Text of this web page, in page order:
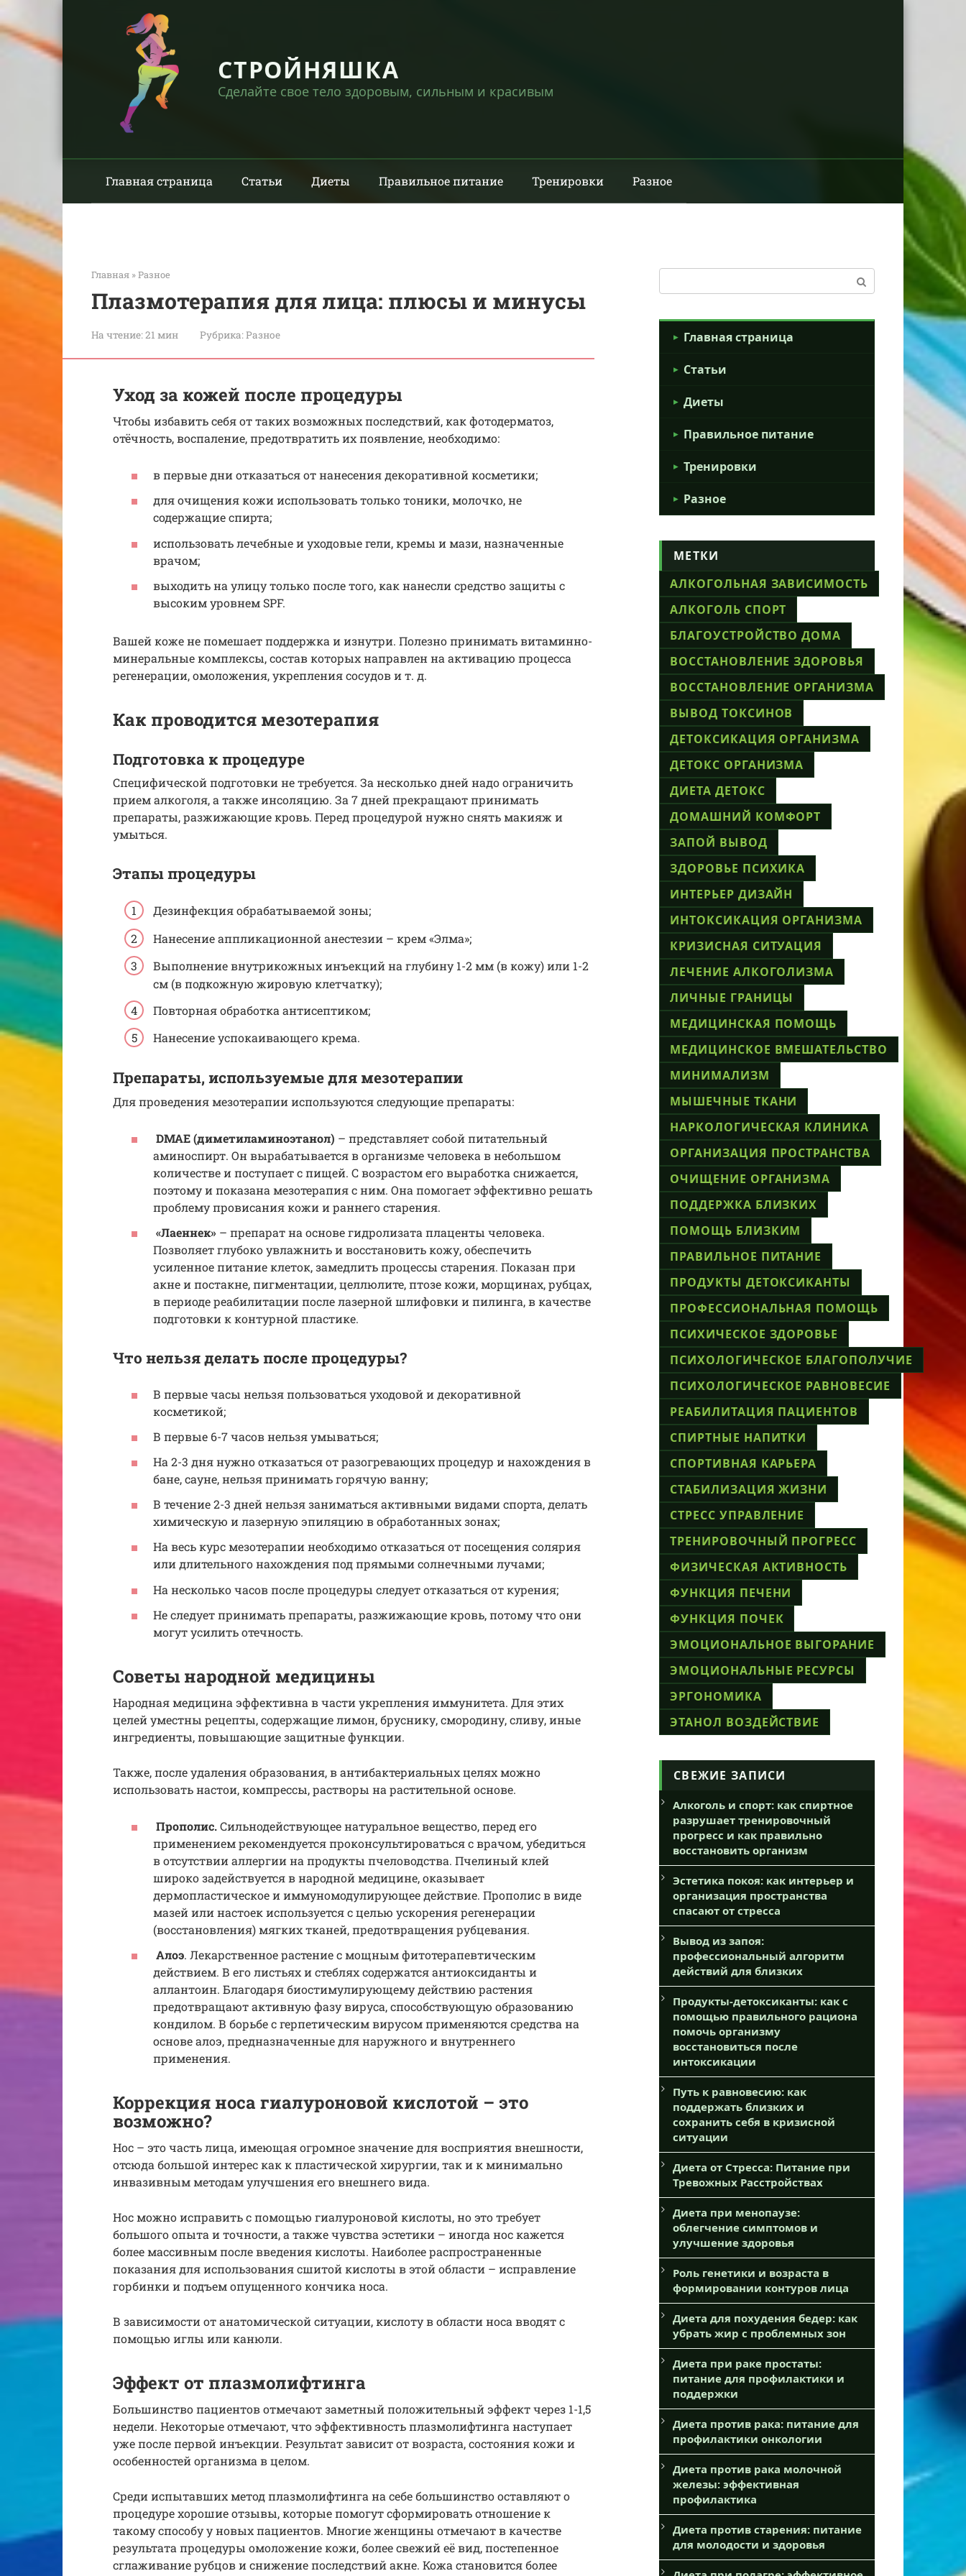
к
контенту
СТРОЙНЯШКА
Сделайте свое тело здоровым, сильным и красивым
Главная страница Статьи Диеты Правильное питание Тренировки Разное
Главная »Разное
Плазмотерапия для лица: плюсы и минусы
На чтение:21 мин Рубрика:Разное
Уход за кожей после процедуры
Чтобы избавить себя от таких возможных последствий, как фотодерматоз,
отёчность, воспаление, предотвратить их появление, необходимо:
в первые дни отказаться от нанесения декоративной косметики;
для очищения кожи использовать только тоники, молочко, не
содержащие спирта;
использовать лечебные и уходовые гели, кремы и мази, назначенные
врачом;
выходить на улицу только после того, как нанесли средство защиты с
высоким уровнем SPF.
Вашей коже не помешает поддержка и изнутри. Полезно принимать витаминно-
минеральные комплексы, состав которых направлен на активацию процесса
регенерации, омоложения, укрепления сосудов и т. д.
Как проводится мезотерапия
Подготовка к процедуре
Специфической подготовки не требуется. За несколько дней надо ограничить
прием алкоголя, а также инсоляцию. За 7 дней прекращают принимать
препараты, разжижающие кровь. Перед процедурой нужно снять макияж и
умыться.
Этапы процедуры
Дезинфекция обрабатываемой зоны;
Нанесение аппликационной анестезии – крем «Элма»;
Выполнение внутрикожных инъекций на глубину 1-2 мм (в кожу) или 1-2
см (в подкожную жировую клетчатку);
Повторная обработка антисептиком;
Нанесение успокаивающего крема.
Препараты, используемые для мезотерапии
Для проведения мезотерапии используются следующие препараты:
DMAE (диметиламиноэтанол) – представляет собой питательный
аминоспирт. Он вырабатывается в организме человека в небольшом
количестве и поступает с пищей. С возрастом его выработка снижается,
поэтому и показана мезотерапия с ним. Она помогает эффективно решать
проблему провисания кожи и раннего старения.
«Лаеннек» – препарат на основе гидролизата плаценты человека.
Позволяет глубоко увлажнить и восстановить кожу, обеспечить
усиленное питание клеток, замедлить процессы старения. Показан при
акне и постакне, пигментации, целлюлите, птозе кожи, морщинах, рубцах,
в периоде реабилитации после лазерной шлифовки и пилинга, в качестве
подготовки к контурной пластике.
Что нельзя делать после процедуры?
В первые часы нельзя пользоваться уходовой и декоративной
косметикой;
В первые 6-7 часов нельзя умываться;
На 2-3 дня нужно отказаться от разогревающих процедур и нахождения в
бане, сауне, нельзя принимать горячую ванну;
В течение 2-3 дней нельзя заниматься активными видами спорта, делать
химическую и лазерную эпиляцию в обработанных зонах;
На весь курс мезотерапии необходимо отказаться от посещения солярия
или длительного нахождения под прямыми солнечными лучами;
На несколько часов после процедуры следует отказаться от курения;
Не следует принимать препараты, разжижающие кровь, потому что они
могут усилить отечность.
Советы народной медицины
Народная медицина эффективна в части укрепления иммунитета. Для этих
целей уместны рецепты, содержащие лимон, бруснику, смородину, сливу, иные
ингредиенты, повышающие защитные функции.
Также, после удаления образования, в антибактериальных целях можно
использовать настои, компрессы, растворы на растительной основе.
Прополис.Сильнодействующее натуральное вещество, перед его
применением рекомендуется проконсультироваться с врачом, убедиться
в отсутствии аллергии на продукты пчеловодства. Пчелиный клей
широко задействуется в народной медицине, оказывает
дермопластическое и иммуномодулирующее действие. Прополис в виде
мазей или настоек используется с целью ускорения регенерации
(восстановления) мягких тканей, предотвращения рубцевания.
Алоэ. Лекарственное растение с мощным фитотерапевтическим
действием. В его листьях и стеблях содержатся антиоксиданты и
аллантоин. Благодаря биостимулирующему действию растения
предотвращают активную фазу вируса, способствующую образованию
кондилом. В борьбе с герпетическим вирусом применяются средства на
основе алоэ, предназначенные для наружного и внутреннего
применения.
Коррекция носа гиалуроновой кислотой – это
возможно?
Нос – это часть лица, имеющая огромное значение для восприятия внешности,
отсюда большой интерес как к пластической хирургии, так и к минимально
инвазивным методам улучшения его внешнего вида.
Нос можно исправить с помощью гиалуроновой кислоты, но это требует
большого опыта и точности, а также чувства эстетики – иногда нос кажется
более массивным после введения кислоты. Наиболее распространенные
показания для использования сшитой кислоты в этой области – исправление
горбинки и подъем опущенного кончика носа.
В зависимости от анатомической ситуации, кислоту в области носа вводят с
помощью иглы или канюли.
Эффект от плазмолифтинга
Большинство пациентов отмечают заметный положительный эффект через 1-1,5
недели. Некоторые отмечают, что эффективность плазмолифтинга наступает
уже после первой инъекции. Результат зависит от возраста, состояния кожи и
особенностей организма в целом.
Среди испытавших метод плазмолифтинга на себе большинство оставляют о
процедуре хорошие отзывы, которые помогут сформировать отношение к
такому способу у новых пациентов. Многие женщины отмечают в качестве
результата процедуры омоложение кожи, более свежий её вид, постепенное
сглаживание рубцов и снижение последствий акне. Кожа становится более
Главная страница
Статьи
Диеты
Правильное питание
Тренировки
Разное
МЕТКИ
АЛКОГОЛЬНАЯ ЗАВИСИМОСТЬ
АЛКОГОЛЬ СПОРТ
БЛАГОУСТРОЙСТВО ДОМА
ВОССТАНОВЛЕНИЕ ЗДОРОВЬЯ
ВОССТАНОВЛЕНИЕ ОРГАНИЗМА
ВЫВОД ТОКСИНОВ
ДЕТОКСИКАЦИЯ ОРГАНИЗМА
ДЕТОКС ОРГАНИЗМА
ДИЕТА ДЕТОКС
ДОМАШНИЙ КОМФОРТ
ЗАПОЙ ВЫВОД
ЗДОРОВЬЕ ПСИХИКА
ИНТЕРЬЕР ДИЗАЙН
ИНТОКСИКАЦИЯ ОРГАНИЗМА
КРИЗИСНАЯ СИТУАЦИЯ
ЛЕЧЕНИЕ АЛКОГОЛИЗМА
ЛИЧНЫЕ ГРАНИЦЫ
МЕДИЦИНСКАЯ ПОМОЩЬ
МЕДИЦИНСКОЕ ВМЕШАТЕЛЬСТВО
МИНИМАЛИЗМ
МЫШЕЧНЫЕ ТКАНИ
НАРКОЛОГИЧЕСКАЯ КЛИНИКА
ОРГАНИЗАЦИЯ ПРОСТРАНСТВА
ОЧИЩЕНИЕ ОРГАНИЗМА
ПОДДЕРЖКА БЛИЗКИХ
ПОМОЩЬ БЛИЗКИМ
ПРАВИЛЬНОЕ ПИТАНИЕ
ПРОДУКТЫ ДЕТОКСИКАНТЫ
ПРОФЕССИОНАЛЬНАЯ ПОМОЩЬ
ПСИХИЧЕСКОЕ ЗДОРОВЬЕ
ПСИХОЛОГИЧЕСКОЕ БЛАГОПОЛУЧИЕ
ПСИХОЛОГИЧЕСКОЕ РАВНОВЕСИЕ
РЕАБИЛИТАЦИЯ ПАЦИЕНТОВ
СПИРТНЫЕ НАПИТКИ
СПОРТИВНАЯ КАРЬЕРА
СТАБИЛИЗАЦИЯ ЖИЗНИ
СТРЕСС УПРАВЛЕНИЕ
ТРЕНИРОВОЧНЫЙ ПРОГРЕСС
ФИЗИЧЕСКАЯ АКТИВНОСТЬ
ФУНКЦИЯ ПЕЧЕНИ
ФУНКЦИЯ ПОЧЕК
ЭМОЦИОНАЛЬНОЕ ВЫГОРАНИЕ
ЭМОЦИОНАЛЬНЫЕ РЕСУРСЫ
ЭРГОНОМИКА
ЭТАНОЛ ВОЗДЕЙСТВИЕ
СВЕЖИЕ ЗАПИСИ
Алкоголь и спорт: как спиртное
разрушает тренировочный
прогресс и как правильно
восстановить организм
Эстетика покоя: как интерьер и
организация пространства
спасают от стресса
Вывод из запоя:
профессиональный алгоритм
действий для близких
Продукты-детоксиканты: как с
помощью правильного рациона
помочь организму
восстановиться после
интоксикации
Путь к равновесию: как
поддержать близких и
сохранить себя в кризисной
ситуации
Диета от Стресса: Питание при
Тревожных Расстройствах
Диета при менопаузе:
облегчение симптомов и
улучшение здоровья
Роль генетики и возраста в
формировании контуров лица
Диета для похудения бедер: как
убрать жир с проблемных зон
Диета при раке простаты:
питание для профилактики и
поддержки
Диета против рака: питание для
профилактики онкологии
Диета против рака молочной
железы: эффективная
профилактика
Диета против старения: питание
для молодости и здоровья